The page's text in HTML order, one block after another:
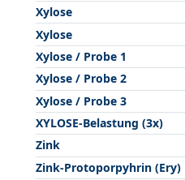
Xylose
Xylose
Xylose / Probe 1
Xylose / Probe 2
Xylose / Probe 3
XYLOSE-Belastung (3x)
Zink
Zink-Protoporpyhrin (Ery)